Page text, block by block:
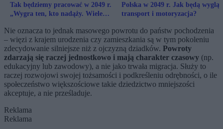
Tak będziemy pracować w 2049 r.
„Wygra ten, kto nadąży. Wiele
Polska w 2049 r. Jak będą
transport i motoryzacja?
Nie oznacza to jednak masowego powrotu do państw pochodzenia
– więzi z krajem urodzenia czy zamieszkania są w tym pokoleniu
zdecydowanie silniejsze niż z ojczyzną dziadków. Powroty
zdarzają się raczej jednostkowo i mają charakter czasowy (np.
edukacyjny lub zawodowy), a nie jako trwała migracja. Służy to
raczej rozwojowi swojej tożsamości i podkreśleniu odrębności, o ile
społeczeństwo większościowe takie dziedzictwo mniejszości
akceptuje, a nie prześladuje.
Reklama
Reklama